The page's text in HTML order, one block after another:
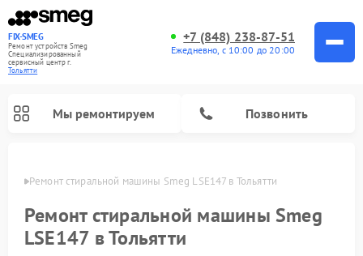
FIX-SMEG
Ремонт устройств Smeg
Специализированный
cервисный центр г.
Тольятти
+7 (848) 238-87-51
Ежедневно, с 10:00 до 20:00
Мы ремонтируем Позвонить
Ремонт стиральной машины Smeg LSE147 в Тольятти
Ремонт стиральной машины Smeg
LSE147 в Тольятти